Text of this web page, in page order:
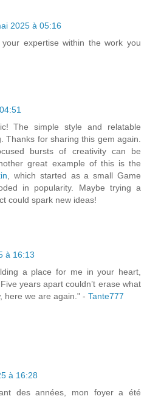
2025 à 05:16
expertise within the work you
The simple style and relatable
Thanks for sharing this gem again.
bursts of creativity can be
great example of this is the
, which started as a small Game
in popularity. Maybe trying a
could spark new ideas!
à 16:13
a place for me in your heart,
years apart couldn’t erase what
we are again." - Tante777
à 16:28
des années, mon foyer a été